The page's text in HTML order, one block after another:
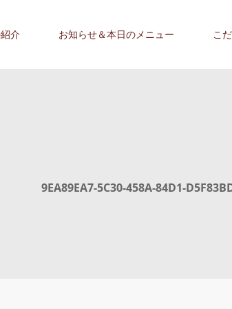
介 お知らせ＆本日のメニュー こ
9EA89EA7-5C30-458A-84D1-